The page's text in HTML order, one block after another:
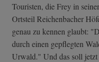
Touristen, die Frey in
Ortsteil Reichenbacher
genau zu kennen glaubt:
durch einen gepflegten
Urwald." Und das soll jetzt